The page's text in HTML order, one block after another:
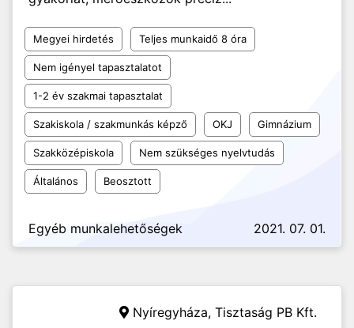
Megyei hirdetés Teljes munkaidő 8 óra
Nem igényel tapasztalatot
1-2 év szakmai tapasztalat
Szakiskola / szakmunkás képző OKJ Gimnázium
Szakközépiskola Nem szükséges nyelvtudás
Általános Beosztott
Egyéb munkalehetőségek 2021. 07. 01.
Nyíregyháza, Tisztaság PB Kft.